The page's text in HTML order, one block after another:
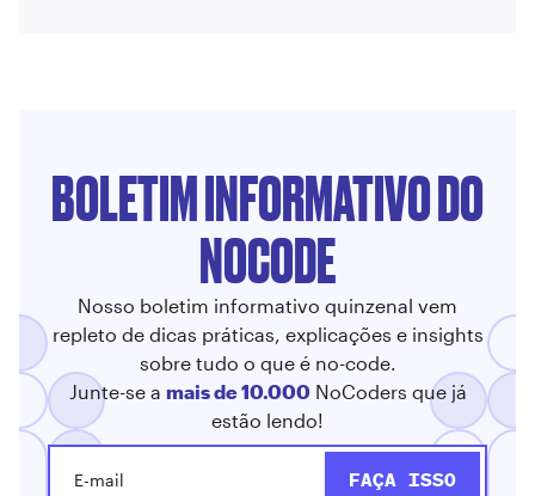
BOLETIM INFORMATIVO DO
NOCODE
Nosso boletim informativo quinzenal vem
repleto de dicas práticas, explicações e insights
sobre tudo o que é no-code.
Junte-se a mais de 10.000NoCoders que já
estão lendo!